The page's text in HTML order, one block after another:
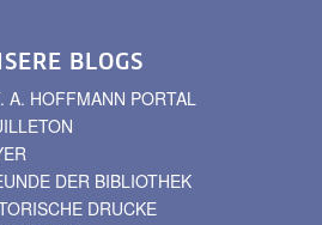
BLOGS
A. HOFFMANN PORTAL
DER BIBLIOTHEK
DRUCKE